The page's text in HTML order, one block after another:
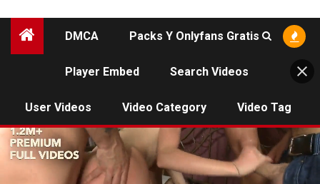
DMCA Packs Y Onlyfans Gratis
Player Embed Search Videos
User Videos Video Category Video Tag